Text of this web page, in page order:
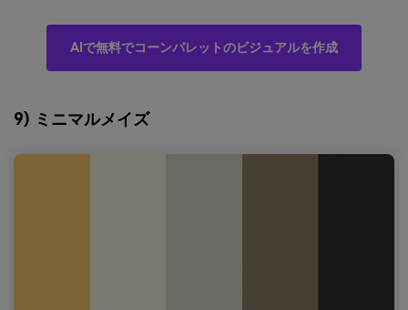
AIで無料でコーンパレットのビジュアルを作成
9) ミニマルメイズ